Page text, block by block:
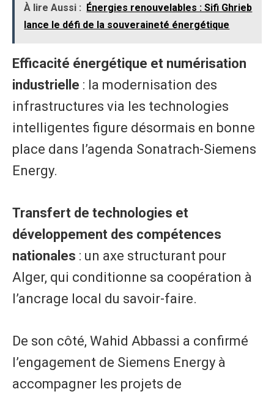
À lire Aussi :
Énergies renouvelables : Sifi Ghrieb
lance le défi de la souveraineté énergétique
Efficacité énergétique et numérisation
industrielle : la modernisation des
infrastructures via les technologies
intelligentes figure désormais en bonne
place dans l’agenda Sonatrach-Siemens
Energy.
Transfert de technologies et
développement des compétences
nationales : un axe structurant pour
Alger, qui conditionne sa coopération à
l’ancrage local du savoir-faire.
De son côté, Wahid Abbassi a confirmé
l’engagement de Siemens Energy à
accompagner les projets de